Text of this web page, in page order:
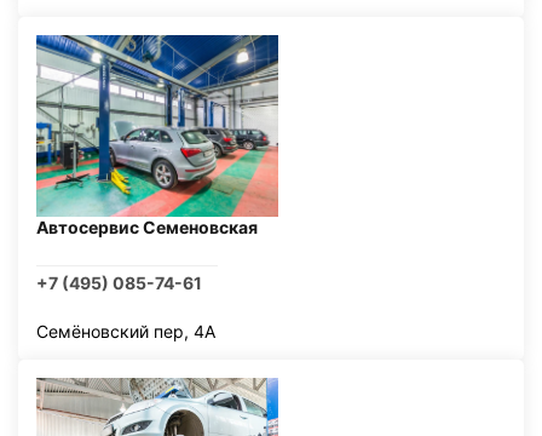
Автосервис Семеновская
+7 (495) 085-74-61
Семёновский пер, 4А